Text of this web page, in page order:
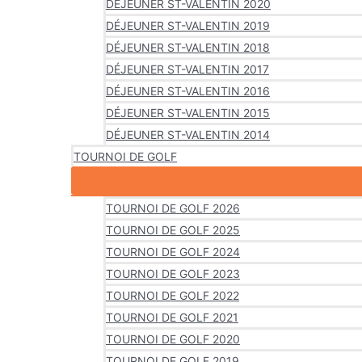
DÉJEUNER ST-VALENTIN 2020
DÉJEUNER ST-VALENTIN 2019
DÉJEUNER ST-VALENTIN 2018
DÉJEUNER ST-VALENTIN 2017
DÉJEUNER ST-VALENTIN 2016
DÉJEUNER ST-VALENTIN 2015
DÉJEUNER ST-VALENTIN 2014
TOURNOI DE GOLF
TOURNOI DE GOLF 2026
TOURNOI DE GOLF 2025
TOURNOI DE GOLF 2024
TOURNOI DE GOLF 2023
TOURNOI DE GOLF 2022
TOURNOI DE GOLF 2021
TOURNOI DE GOLF 2020